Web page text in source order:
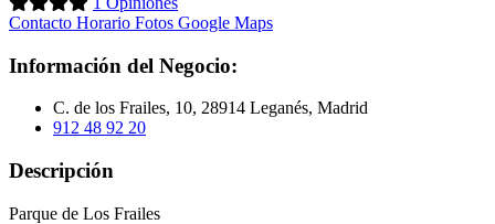
Contacto Horario Fotos Google Maps
Información del Negocio:
C. de los Frailes, 10, 28914 Leganés, Madrid
912 48 92 20
Descripción
Parque de Los Frailes